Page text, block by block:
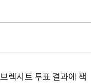
렉시트 투표 결과에 책